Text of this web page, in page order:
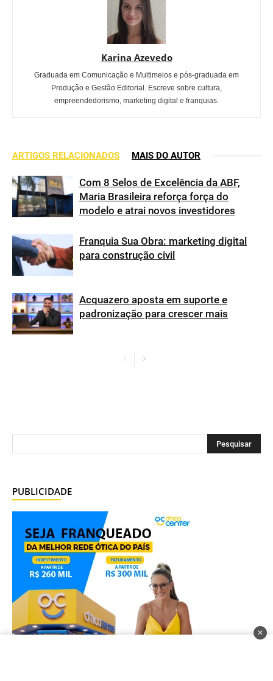
Karina Azevedo
Graduada em Comunicação e Multimeios e pós-graduada em
Produção e Gestão Editorial. Escreve sobre cultura,
empreendedorismo, marketing digital e franquias.
ARTIGOS RELACIONADOS MAIS DO AUTOR
Com 8 Selos de Excelência da ABF,
Maria Brasileira reforça força do
modelo e atrai novos investidores
Franquia Sua Obra: marketing digital
para construção civil
Acquazero aposta em suporte e
padronização para crescer mais
PUBLICIDADE
✕